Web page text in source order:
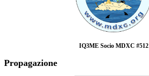
IQ3ME Socio MDXC #512
Propagazione